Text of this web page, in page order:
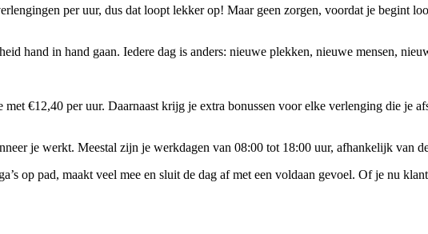
per uur, dus dat loopt lekker op! Maar geen zorgen, voordat je begint
hand in hand gaan. Iedere dag is anders: nieuwe plekken, nieuwe mensen,
€12,40 per uur. Daarnaast krijg je extra bonussen voor elke verlenging die je
je werkt. Meestal zijn je werkdagen van 08:00 tot 18:00 uur, afhankelijk van
op pad, maakt veel mee en sluit de dag af met een voldaan gevoel. Of je nu